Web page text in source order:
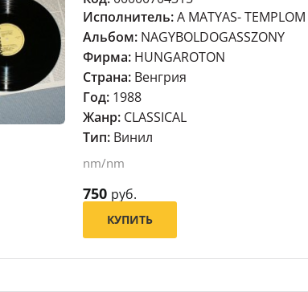
Исполнитель:A MATYAS-
Альбом: NAGYBOLDOGASSZONY
Фирма: HUNGAROTON
Страна: Венгрия
Год: 1988
Жанр: CLASSICAL
Тип: Винил
nm/nm
750 руб.
КУПИТЬ